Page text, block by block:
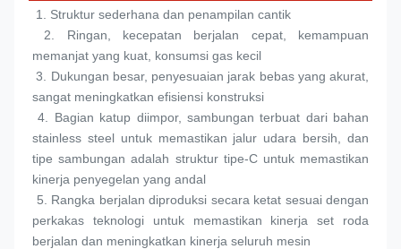
1. Struktur sederhana dan penampilan cantik
2. Ringan, kecepatan berjalan cepat, kemampuan
memanjat yang kuat, konsumsi gas kecil
3. Dukungan besar, penyesuaian jarak bebas yang akurat,
sangat meningkatkan efisiensi konstruksi
4. Bagian katup diimpor, sambungan terbuat dari bahan
stainless steel untuk memastikan jalur udara bersih, dan
tipe sambungan adalah struktur tipe-C untuk memastikan
kinerja penyegelan yang andal
5. Rangka berjalan diproduksi secara ketat sesuai dengan
perkakas teknologi untuk memastikan kinerja set roda
berjalan dan meningkatkan kinerja seluruh mesin